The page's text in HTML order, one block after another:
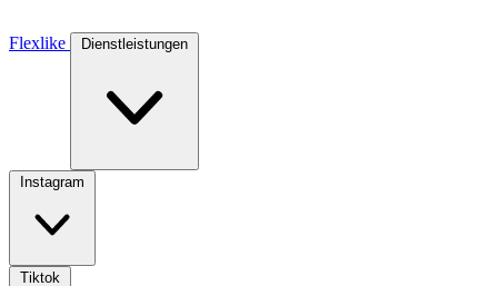
Flexlike Dienstleistungen
Instagram
Tiktok